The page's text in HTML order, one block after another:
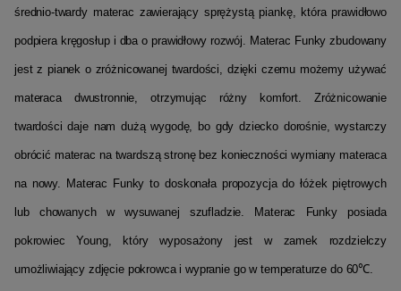
średnio-twardy materac zawierający sprężystą piankę, która prawidłowo
podpiera kręgosłup i dba o prawidłowy rozwój. Materac Funky zbudowany
jest z pianek o zróżnicowanej twardości, dzięki czemu możemy używać
materaca dwustronnie, otrzymując różny komfort. Zróżnicowanie
twardości daje nam dużą wygodę, bo gdy dziecko dorośnie, wystarczy
obrócić materac na twardszą stronę bez konieczności wymiany materaca
na nowy. Materac Funky to doskonała propozycja do łóżek piętrowych
lub chowanych w wysuwanej szufladzie. Materac Funky posiada
pokrowiec Young, który wyposażony jest w zamek rozdzielczy
umożliwiający zdjęcie pokrowca i wypranie go w temperaturze do 60℃.